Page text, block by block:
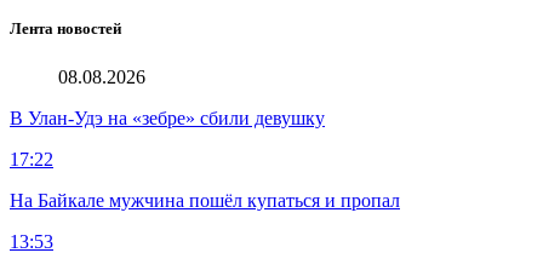
Лента новостей
08.08.2026
В Улан-Удэ на «зебре» сбили девушку
17:22
На Байкале мужчина пошёл купаться и пропал
13:53